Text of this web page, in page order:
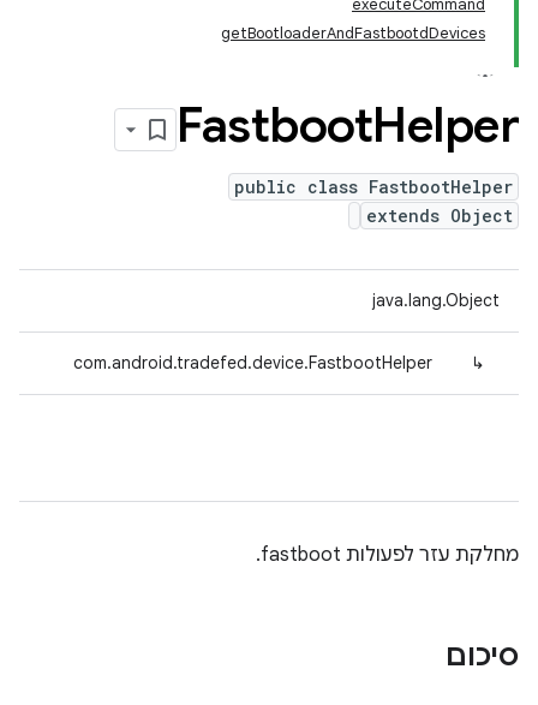
executeCommand
getBootloaderAndFastbootdDevices
FastbootHelper
public class FastbootHelper
extends Object
java.lang.Object
↳
com.android.tradefed.device.FastbootHelper
מחלקת עזר לפעולות fastboot.
סיכום